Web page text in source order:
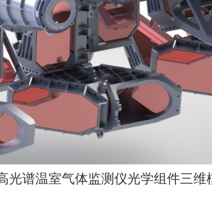
光谱温室气体监测仪光学组件三维